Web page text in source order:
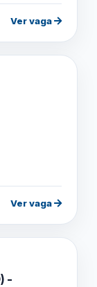
Ver vaga
Ver vaga
-